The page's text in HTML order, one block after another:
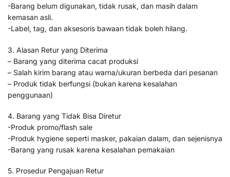
-Barang belum digunakan, tidak rusak, dan masih dalam
kemasan asli.
-Label, tag, dan aksesoris bawaan tidak boleh hilang.
3. Alasan Retur yang Diterima
– Barang yang diterima cacat produksi
– Salah kirim barang atau warna/ukuran berbeda dari pesanan
– Produk tidak berfungsi (bukan karena kesalahan
penggunaan)
4. Barang yang Tidak Bisa Diretur
-Produk promo/flash sale
-Produk hygiene seperti masker, pakaian dalam, dan sejenisnya
-Barang yang rusak karena kesalahan pemakaian
5. Prosedur Pengajuan Retur